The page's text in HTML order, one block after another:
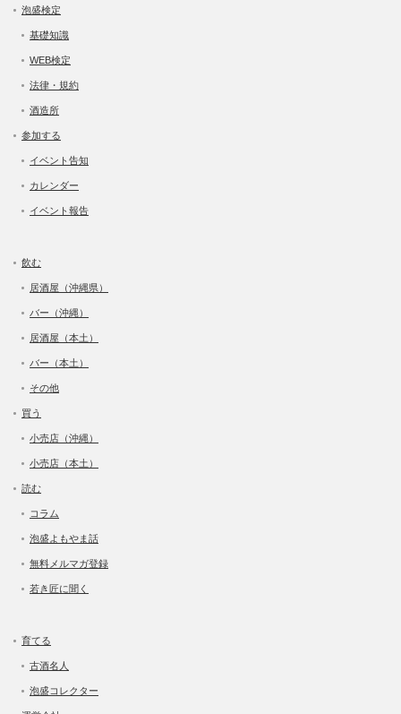
泡盛検定
基礎知識
WEB検定
法律・規約
酒造所
参加する
イベント告知
カレンダー
イベント報告
飲む
居酒屋（沖縄県）
バー（沖縄）
居酒屋（本土）
バー（本土）
その他
買う
小売店（沖縄）
小売店（本土）
読む
コラム
泡盛よもやま話
無料メルマガ登録
若き匠に聞く
育てる
古酒名人
泡盛コレクター